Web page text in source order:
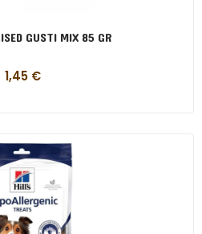
GUSTI MIX 85 GR
1,45 €